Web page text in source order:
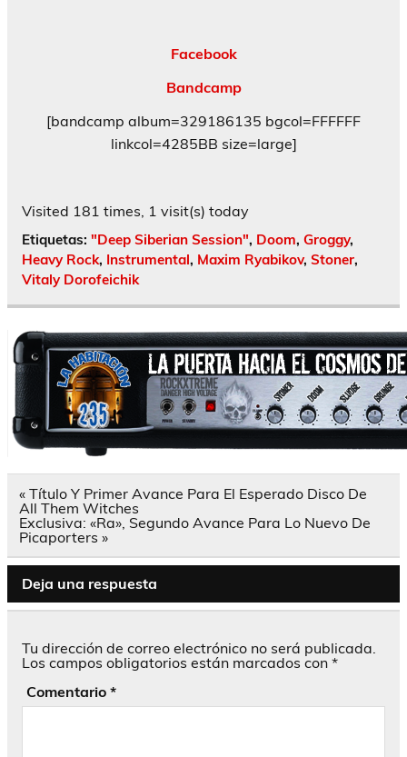
Facebook
Bandcamp
[bandcamp album=329186135 bgcol=FFFFFF
linkcol=4285BB size=large]
Visited 181 times, 1 visit(s) today
Etiquetas: "Deep Siberian Session", Doom, Groggy,
Heavy Rock, Instrumental, Maxim Ryabikov, Stoner,
Vitaly Dorofeichik
Navegación
de
entradas
« Título Y Primer Avance Para El Esperado Disco De
All Them Witches
Exclusiva: «Ra», Segundo Avance Para Lo Nuevo De
Picaporters »
Deja una respuesta
Tu dirección de correo electrónico no será publicada.
Los campos obligatorios están marcados con *
Comentario *